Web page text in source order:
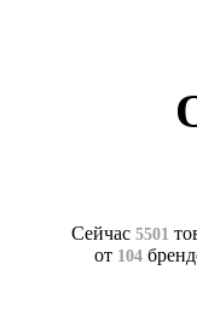
Сейчас 5501
от 104